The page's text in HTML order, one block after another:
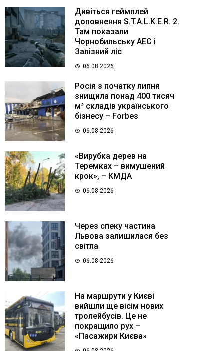
Дивіться геймплей
доповнення S.T.A.L.K.E.R. 2.
Там показали
Чорнобильську АЕС і
Залізний ліс
06.08.2026
Росія з початку липня
знищила понад 400 тисяч
м² складів українського
бізнесу – Forbes
06.08.2026
«Вирубка дерев на
Теремках – вимушений
крок», – КМДА
06.08.2026
Через спеку частина
Львова залишилася без
світла
06.08.2026
На маршрути у Києві
вийшли ще вісім нових
тролейбусів. Це не
покращило рух –
«Пасажири Києва»